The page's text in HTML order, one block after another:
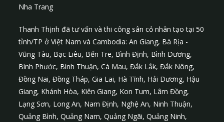
Nha Trang
Thanh Thịnh đã tư vấn và thi công sân cỏ nhân tạo tại 50
tỉnh/TP ở Việt Nam và Cambodia: An Giang, Bà Rịa -
Vũng Tàu, Bạc Liêu, Bến Tre, Bình Định, Bình Dương,
Bình Phước, Bình Thuận, Cà Mau, Đắk Lắk, Đắk Nông,
Đồng Nai, Đồng Tháp, Gia Lai, Hà Tĩnh, Hải Dương, Hậu
Giang, Khánh Hòa, Kiên Giang, Kon Tum, Lâm Đồng,
Lạng Sơn, Long An, Nam Định, Nghệ An, Ninh Thuận,
Quảng Bình,Quảng Nam,Quảng Ngãi, Quảng Ninh,